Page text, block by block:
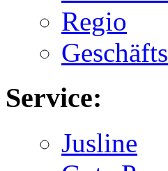
Regio
Service:
Jusline